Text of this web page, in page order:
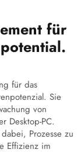
für
für das
Sie
von
Desktop-PC.
Prozesse zu
Effizienz im